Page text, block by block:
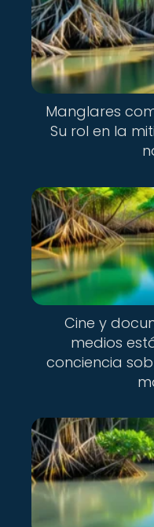
Manglares
Su rol en la
Cine y
medios
conciencia